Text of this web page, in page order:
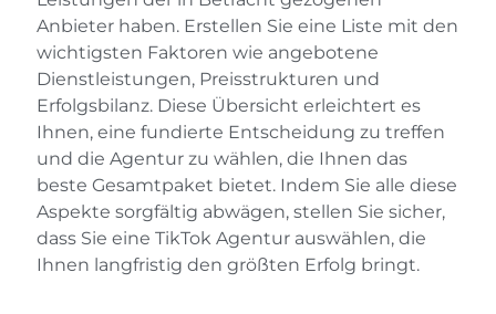
Anbieter haben. Erstellen Sie eine Liste mit den
wichtigsten Faktoren wie angebotene
Dienstleistungen, Preisstrukturen und
Erfolgsbilanz. Diese Übersicht erleichtert es
Ihnen, eine fundierte Entscheidung zu treffen
und die Agentur zu wählen, die Ihnen das
beste Gesamtpaket bietet. Indem Sie alle diese
Aspekte sorgfältig abwägen, stellen Sie sicher,
dass Sie eine TikTok Agentur auswählen, die
Ihnen langfristig den größten Erfolg bringt.